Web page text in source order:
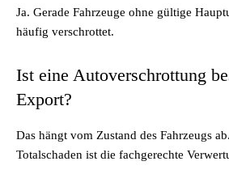
Ja. Gerade Fahrzeuge ohne gültige
häufig verschrottet.
Ist eine Autoverschrottung
Export?
Das hängt vom Zustand des Fahrzeugs
Totalschaden ist die fachgerechte